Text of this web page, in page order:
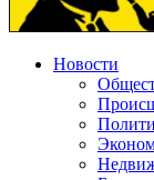
Новости